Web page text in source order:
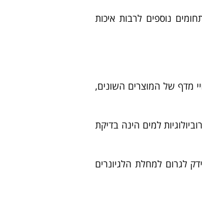
נוספים לרבות איכות
מדף של המוצרים השונים,
למים הינה בדיקת
לגרום למחלת הלגיונרים